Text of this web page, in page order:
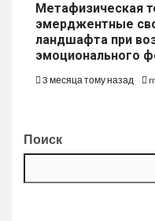
Метафизическая
эмерджентные
ландшафта при
эмоционального
3 месяца тому назад
Поиск